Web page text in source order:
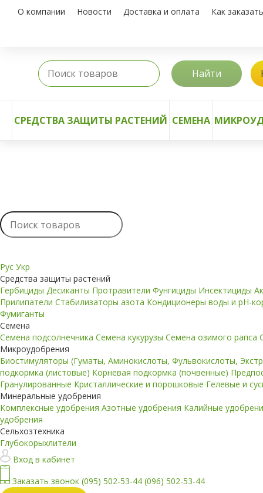
О компании Новости Доставка и оплата Как заказать
Найти
СРЕДСТВА ЗАЩИТЫ РАСТЕНИЙ СЕМЕНА
Рус Укр
Средства защиты растений
Гербициды Десиканты Протравители Фунгициды Инсектициды
Прилипатели Стабилизаторы азота Кондиционеры воды и pH-
Фумиганты
Семена
Семена подсолнечника Семена кукурузы Семена озимого рапса
Микроудобрения
Биостимуляторы (Гуматы, Аминокислоты, Фульвокислоты,
подкормка (листовые) Корневая подкормка (почвенные)
Гранулированные Кристаллические и порошковые Гелевые и
Минеральные удобрения
Комплексные удобрения Азотные удобрения Калийные
удобрения
Сельхозтехника
Глубокорыхлители
Вход в кабинет
Заказать звонок (095) 502-53-44 (096) 502-53-44